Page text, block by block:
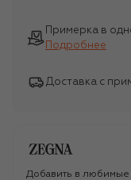
Примерка в
Подробнее
Доставка с
Добавить в